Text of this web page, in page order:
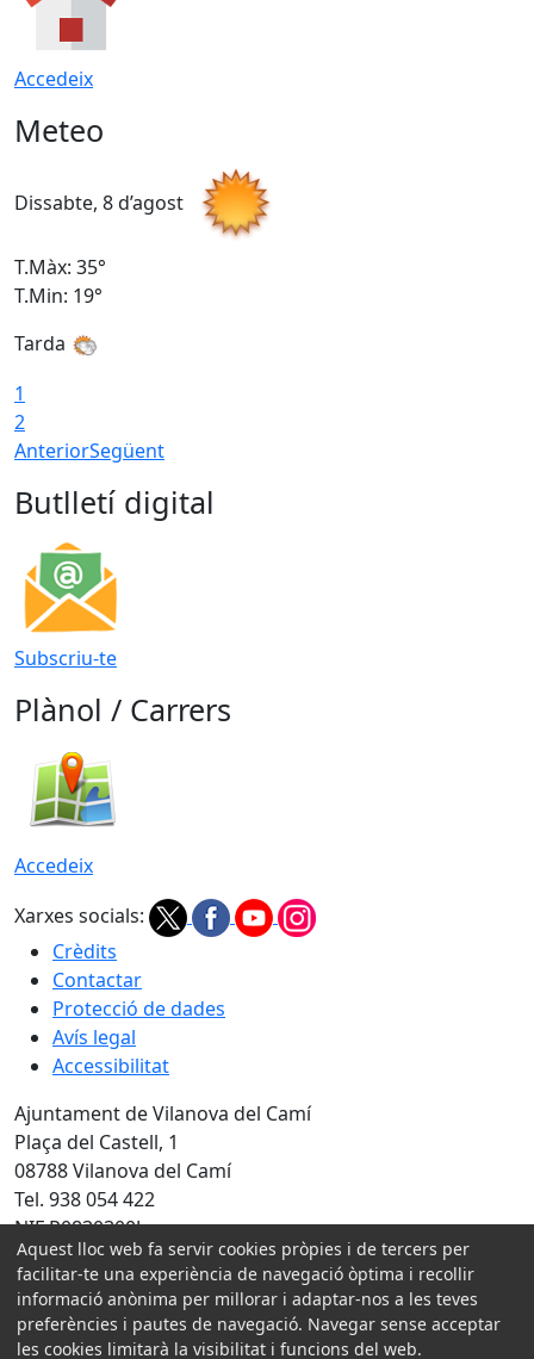
Accedeix
Meteo
Dissabte, 8 d’agost
T.Màx: 35°
T.Min: 19°
Tarda
1
2
AnteriorSegüent
Butlletí digital
Subscriu-te
Plànol / Carrers
Accedeix
Xarxes socials:
Crèdits
Contactar
Protecció de dades
Avís legal
Accessibilitat
Ajuntament de Vilanova del Camí
Plaça del Castell, 1
08788 Vilanova del Camí
Tel. 938 054 422
NIF P0830300J
Amb la col·laboració de:
Aquest lloc web fa servir cookies pròpies i de tercers per
facilitar-te una experiència de navegació òptima i recollir
informació anònima per millorar i adaptar-nos a les teves
preferències i pautes de navegació. Navegar sense acceptar
les cookies limitarà la visibilitat i funcions del web.